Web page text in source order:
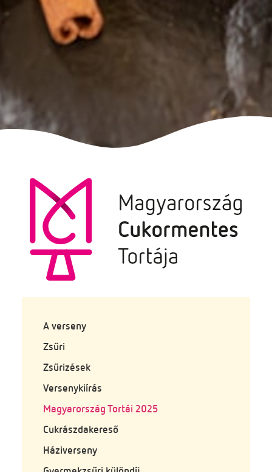
A verseny
Zsűri
Zsűrizések
Versenykiírás
Magyarország Tortái 2025
Cukrászdakereső
Háziverseny